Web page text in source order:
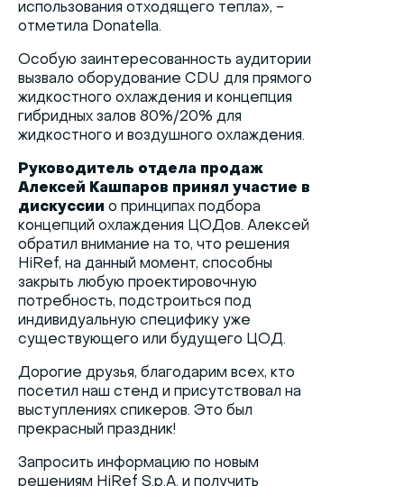
использования отходящего тепла», -
отметила Donatella.
Особую заинтересованность аудитории
вызвало оборудование CDU для прямого
жидкостного охлаждения и концепция
гибридных залов 80%/20% для
жидкостного и воздушного охлаждения.
Руководитель отдела продаж
Алексей Кашпаров принял участие в
дискуссии о принципах подбора
концепций охлаждения ЦОДов. Алексей
обратил внимание на то, что решения
HiRef, на данный момент, способны
закрыть любую проектировочную
потребность, подстроиться под
индивидуальную специфику уже
существующего или будущего ЦОД.
Дорогие друзья, благодарим всех, кто
посетил наш стенд и присутствовал на
выступлениях спикеров. Это был
прекрасный праздник!
Запросить информацию по новым
решениям HiRef S.p.A. и получить